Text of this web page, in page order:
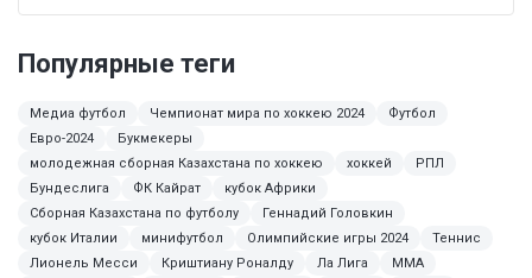
Популярные теги
Медиа футбол Чемпионат мира по хоккею 2024
Футбол
Евро-2024
Букмекеры
молодежная сборная Казахстана по хоккею
хоккей
РПЛ
Бундеслига
ФК Кайрат
кубок Африки
Сборная Казахстана по футболу
Геннадий Головкин
кубок Италии
минифутбол Олимпийские игры 2024
Теннис
Лионель Месси
Криштиану Роналду Ла Лига
ММА